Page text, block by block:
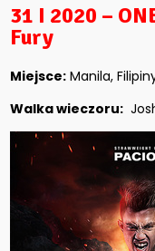
31 I 2020 –
Fury
Miejsce: Manila,
Walka wieczoru: